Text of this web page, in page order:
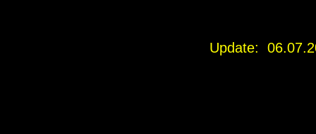
Update: